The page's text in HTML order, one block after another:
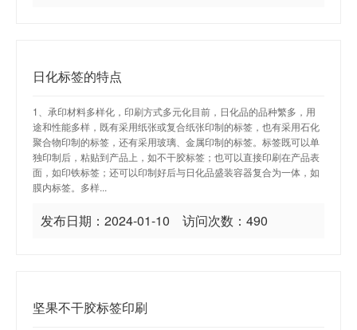
日化标签的特点
1、承印材料多样化，印刷方式多元化目前，日化品的品种繁多，用
途和性能多样，既有采用纸张或复合纸张印制的标签，也有采用石化
聚合物印制的标签，还有采用玻璃、金属印制的标签。标签既可以单
独印制后，粘贴到产品上，如不干胶标签；也可以直接印刷在产品表
面，如印铁标签；还可以印制好后与日化品盛装容器复合为一体，如
膜内标签。多样...
发布日期：2024-01-10 访问次数：490
坚果不干胶标签印刷